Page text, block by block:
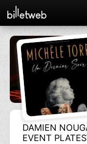
DAMIEN
EVENT